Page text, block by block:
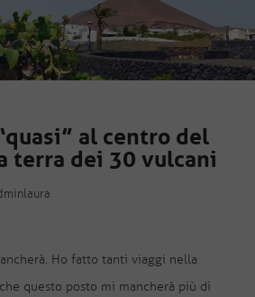
al centro del
terra dei 30 vulcani
Ho fatto tanti viaggi nella
questo posto mi mancherà più di